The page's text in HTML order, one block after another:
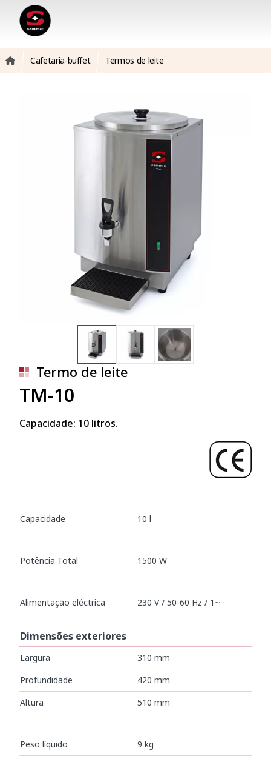
Cafetaria-buffet Termos de leite
Termo de leite
TM-10
Capacidade: 10 litros.
Capacidade 10 l
Potência Total 1500 W
Alimentação eléctrica 230 V / 50-60 Hz / 1~
Dimensões exteriores
Largura
310 mm
Profundidade
420 mm
Altura
510 mm
Peso líquido 9 kg